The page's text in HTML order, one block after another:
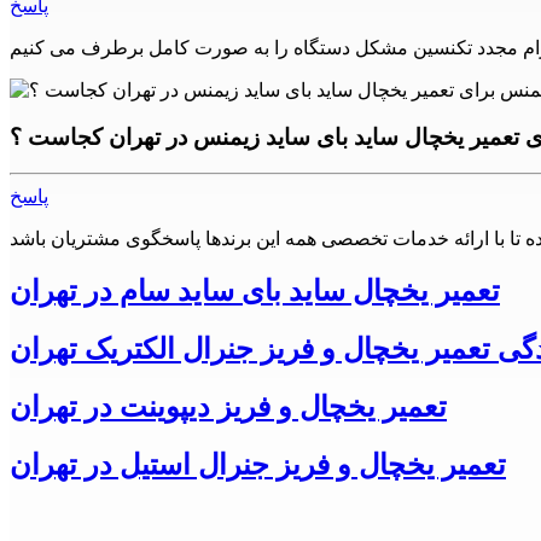
از تعمیرکاران ماهر و مجرب، می‌توانید دستگاه خود را به بهترین
شرق تهران، جنوب تهران و شمال تهران)
تلاش کرده است تا با جذب کارشناسان مجرب و متخصص در زمنیه
تعمیر یخچال ساید بای ساید زیمنس
خانگی در شهرهای شهرری، اسلامشهر، چهاردانگه، گلستان،
پاسخ
تعمیر یخچال ساید بای ساید زیمنس در تهران کجاست ؟
پاسخ
تعمیر یخچال ساید بای ساید سام در تهران
تعمیر یخچال و فریز جنرال الکتریک تهران
تعمیر یخچال و فریز دیپوینت در تهران
تعمیر یخچال و فریز جنرال استیل در تهران